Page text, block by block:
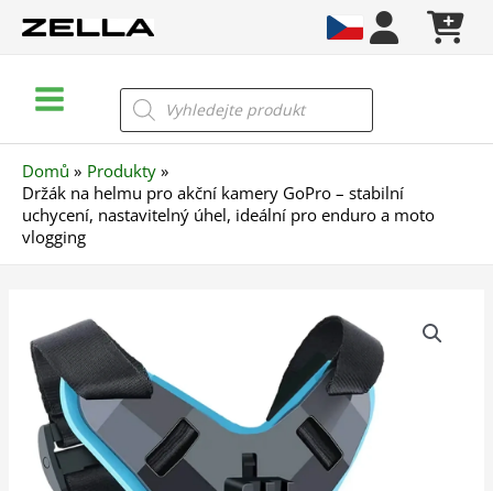
Menu
Products
search
Domů
Produkty
Držák na helmu pro akční kamery GoPro – stabilní
uchycení, nastavitelný úhel, ideální pro enduro a moto
vlogging
na
helmu
pro
akční
kamery
GoPro